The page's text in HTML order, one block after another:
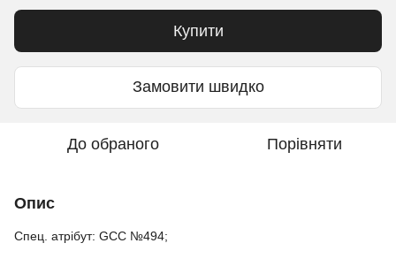
Купити
Замовити швидко
До обраного Порівняти
Опис
Спец. атрібут: GCC №494;